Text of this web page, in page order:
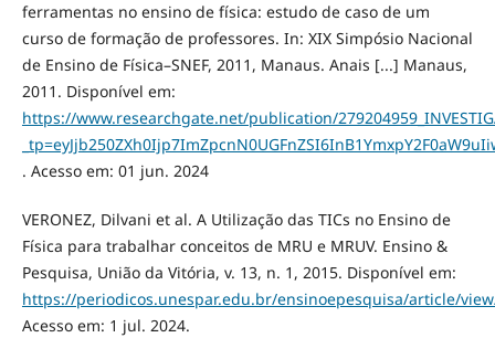
ferramentas no ensino de física: estudo de caso de um
curso de formação de professores. In: XIX Simpósio Nacional
de Ensino de Física–SNEF, 2011, Manaus. Anais [...] Manaus,
2011. Disponível em:
https://www.researchgate.net/publication/
. Acesso em: 01 jun. 2024
VERONEZ, Dilvani et al. A Utilização das TICs no Ensino de
Física para trabalhar conceitos de MRU e MRUV. Ensino &
Pesquisa, União da Vitória, v. 13, n. 1, 2015. Disponível em:
https://periodicos.unespar.edu.br/ensinoepesquisa/article/
Acesso em: 1 jul. 2024.